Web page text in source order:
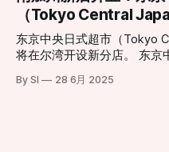
景。”该负责人指出。 随着更新工程的推进，这一城市地标即
将以全新姿态“回归天空”
居住区。据悉，在距离填埋
（Woodbury Town Center
味。 历史遗留与城市化扩张的碰撞 鲍尔曼垃圾填埋场由橙县
政府所有并运营，自1990年
卡特里利斯（Tom
提供精致的用餐体验： * 试营业阶段 (Soft Opening)： 2月6
日至3月1日。此期间将采取
顾客提供更私密且高水准的
Opening)： 3月2日正式全面迎客。 现代化设计与
（Tokyo Central
东京中央日式超市（Tokyo
将在尔湾开设新分店。 东京中央超市的第三家尔湾分店将落
的日式商品，包括新鲜海产
By SI 28 6月 2025